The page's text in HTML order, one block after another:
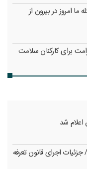
امروز در بیرون از
برای کارکنان سلامت
شد
می‌شود/ جزئیات اجرای قانون تعرفه